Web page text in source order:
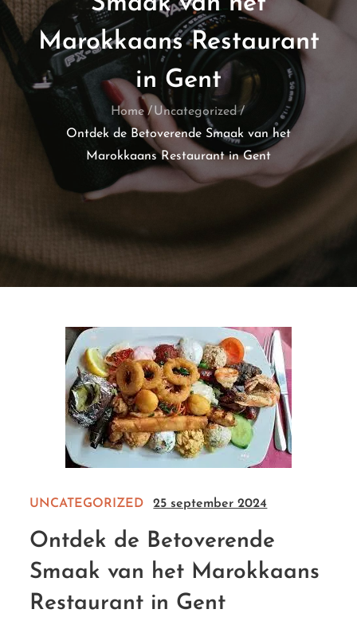
Marokkaans Restaurant
in Gent
Home
Uncategorized
Ontdek de Betoverende Smaak van het
Marokkaans Restaurant in Gent
UNCATEGORIZED 25 september 2024
Ontdek de Betoverende
Smaak van het Marokkaans
Restaurant in Gent